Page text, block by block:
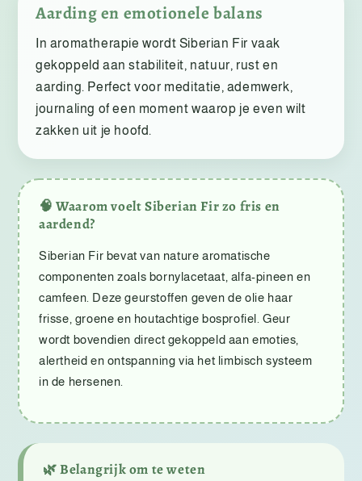
Aarding en emotionele balans
In aromatherapie wordt Siberian Fir vaak
gekoppeld aan stabiliteit, natuur, rust en
aarding. Perfect voor meditatie, ademwerk,
journaling of een moment waarop je even wilt
zakken uit je hoofd.
🧠 Waarom voelt Siberian Fir zo fris en
aardend?
Siberian Fir bevat van nature aromatische
componenten zoals bornylacetaat, alfa-pineen en
camfeen. Deze geurstoffen geven de olie haar
frisse, groene en houtachtige bosprofiel. Geur
wordt bovendien direct gekoppeld aan emoties,
alertheid en ontspanning via het limbisch systeem
in de hersenen.
🌿 Belangrijk om te weten